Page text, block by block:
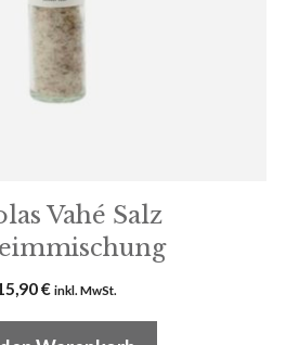
Vahé Salz
€ inkl. MwSt.